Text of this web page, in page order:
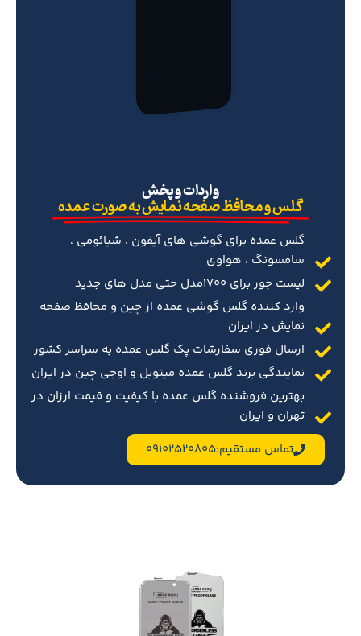
‌واردات و پخش
گلس و محافظ صفحه نمایش به صورت عمده
گلس عمده برای گوشی های آیفون ، شیائومی ،
سامسونگ ، هواوی
لیست جور برای 1700مدل حتی مدل های جدید
وارد کننده گلس گوشی عمده از چین و محافظ صفحه
نمایش در ایران
ارسال فوری سفارشات پک گلس عمده به سراسر کشور
نمایندگی برند گلس عمده میتوبل و اوجی چین در ایران
بهترین فروشنده گلس عمده با کیفیت و قیمت ارزان در
تهران و ایران
تماس مستقیم:09102520805